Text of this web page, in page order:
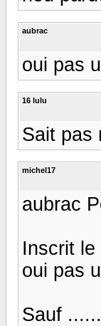
aubrac
oui pas
16 lulu
Sait pas
michel17
aubrac
Inscrit le
oui pas
Sauf